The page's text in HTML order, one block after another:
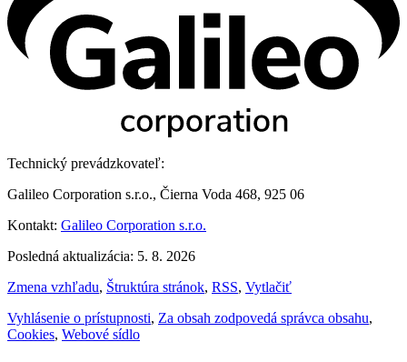
Technický prevádzkovateľ:
Galileo Corporation s.r.o., Čierna Voda 468, 925 06
Kontakt: Galileo Corporation s.r.o.
Posledná aktualizácia: 5. 8. 2026
Zmena vzhľadu, Štruktúra stránok, RSS, Vytlačiť
Vyhlásenie o prístupnosti, Za obsah zodpovedá správca obsahu,
Cookies, Webové sídlo